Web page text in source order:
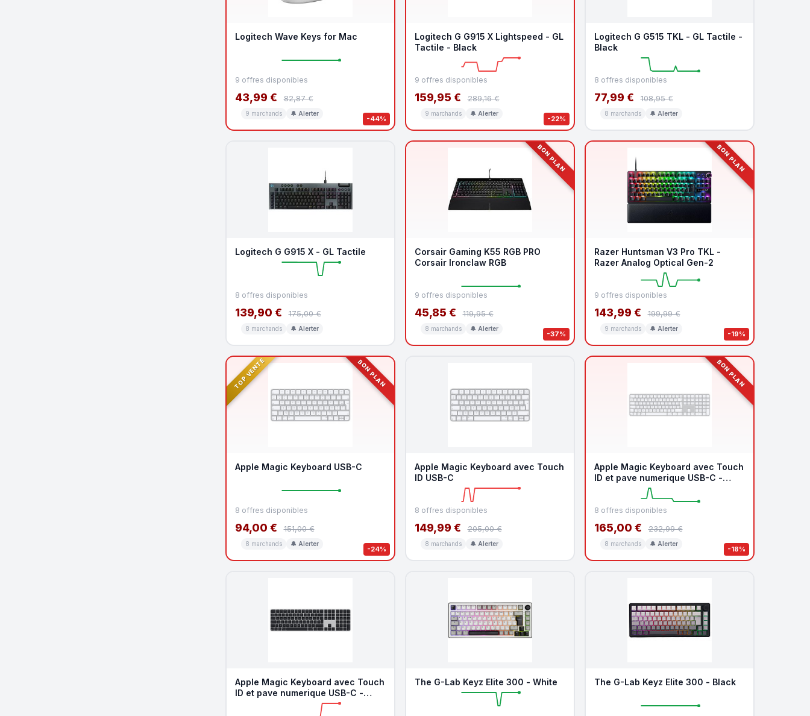
-44%
Logitech Wave Keys for Mac
9 offres disponibles
43,99 € 82,87 €
9 marchands 🔔 Alerter
-22%
Logitech G G915 X Lightspeed - GL
Tactile - Black
9 offres disponibles
159,95 € 289,16 €
9 marchands 🔔 Alerter
Logitech G G515 TKL - GL Tactile -
Black
8 offres disponibles
77,99 € 108,95 €
8 marchands 🔔 Alerter
Logitech G G915 X - GL Tactile
8 offres disponibles
139,90 € 175,00 €
8 marchands 🔔 Alerter
BON PLAN
-37%
Corsair Gaming K55 RGB PRO
Corsair Ironclaw RGB
9 offres disponibles
45,85 € 119,95 €
8 marchands 🔔 Alerter
BON PLAN
-19%
Razer Huntsman V3 Pro TKL -
Razer Analog Optical Gen-2
9 offres disponibles
143,99 € 199,99 €
9 marchands 🔔 Alerter
TOP VENTE BON PLAN
-24%
Apple Magic Keyboard USB-C
8 offres disponibles
94,00 € 151,00 €
8 marchands 🔔 Alerter
Apple Magic Keyboard avec Touch
ID USB-C
8 offres disponibles
149,99 € 205,00 €
8 marchands 🔔 Alerter
BON PLAN
-18%
Apple Magic Keyboard avec Touch
ID et pave numerique USB-C -
8 offres disponibles
165,00 € 232,99 €
8 marchands 🔔 Alerter
Apple Magic Keyboard avec Touch
ID et pave numerique USB-C -
The G-Lab Keyz Elite 300 - White The G-Lab Keyz Elite 300 - Black